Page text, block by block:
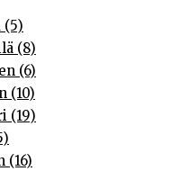
(5)
(8)
(6)
(10)
(19)
(16)